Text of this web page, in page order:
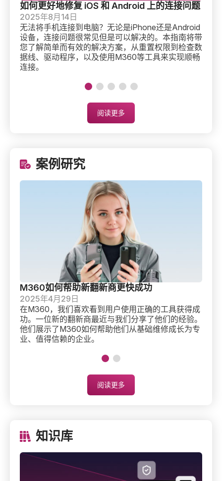
如何更好地修复 iOS 和 Android 上的连接问题
2025年8月14日
无法将手机连接到电脑？无论是iPhone还是Android
设备，连接问题很常见但是可以解决的。本指南将带
您了解简单而有效的解决方案，从重置权限到检查数
据线、驱动程序，以及使用M360等工具来实现顺畅
连接。
阅读更多
案例研究
M360如何帮助新翻新商更快成功
M360如何帮助新翻新商更快成功
2025年4月29日
在M360，我们喜欢看到用户使用正确的工具获得成
功。一位新的翻新商最近与我们分享了他们的经验。
他们展示了M360如何帮助他们从基础维修成长为专
业、值得信赖的企业。
阅读更多
知识库
全新 M360 x ResellSync 集成：更快速的二手设备管理